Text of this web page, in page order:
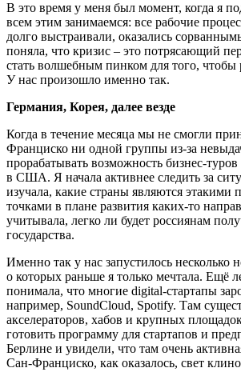
В это время у меня был момент, когда я
всем этим занимаемся: все рабочие
долго выстраивали, оказались
поняла, что кризис – это потрясающий
стать волшебным пинком для того, чтобы
У нас произошло именно так.
Германия, Корея, далее везде
Когда в течение месяца мы не смогли
Франциско ни одной группы из-за
прорабатывать возможность бизнес-
в США. Я начала активнее следить за
изучала, какие страны являются
точками в плане развития каких-то
учитывала, легко ли будет россиянам
государства.
Именно так у нас запустилось несколько
о которых раньше я только мечтала. Ещё
понимала, что многие digital-стартапы
например, SoundCloud, Spotify. Там
акселераторов, хабов и крупных
готовить программу для стартапов и
Берлине и увидели, что там очень
Сан-Франциско, как оказалось, свет